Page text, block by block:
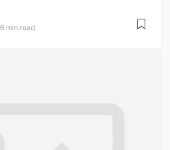
6 min read